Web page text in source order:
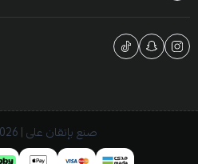
صنع بإتقان على | 2026